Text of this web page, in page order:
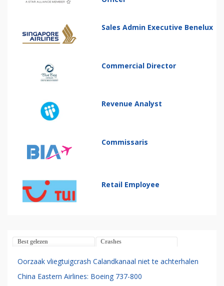
Sales Admin Executive Benelux
Commercial Director
Revenue Analyst
Commissaris
Retail Employee
Best gelezen Crashes
Oorzaak vliegtuigcrash Calandkanaal niet te achterhalen
China Eastern Airlines: Boeing 737-800